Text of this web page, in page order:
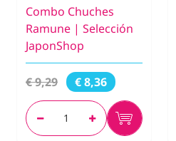
Combo Chuches
Ramune | Selección
JaponShop
€ 9,29 € 8,36